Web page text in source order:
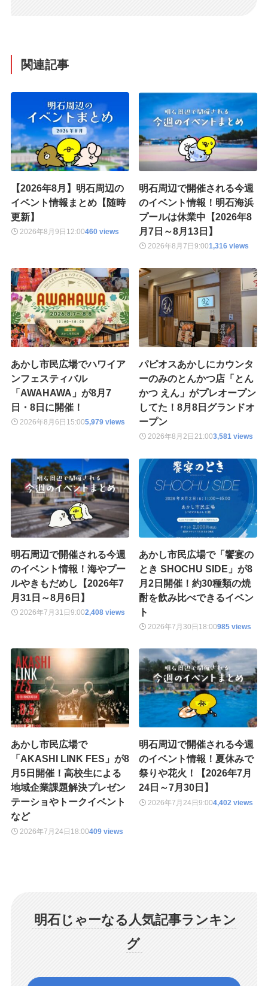
関連記事
【2026年8月】明石周辺の
イベント情報まとめ【随時
更新】
2026年8月9日 12:00460 views
明石周辺で開催される今週
のイベント情報！明石海浜
プールは休業中【2026年8
月7日～8月13日】
2026年8月7日9:001,316 views
あかし市民広場でハワイア
ンフェスティバル
「AWAHAWA」が8月7
日・8日に開催！
2026年8月6日 15:005,979 views
パピオスあかしにカウンタ
ーのみのとんかつ店「とん
かつ えん」がプレオープン
してた！8月8日グランドオ
ープン
2026年8月2日21:003,581 views
明石周辺で開催される今週
のイベント情報！海やプー
ルやきもだめし【2026年7
月31日～8月6日】
2026年7月31日 9:002,408 views
あかし市民広場で「饗宴の
とき SHOCHU SIDE」が8
月2日開催！約30種類の焼
酎を飲み比べできるイベン
ト
2026年7月30日 18:00985 views
あかし市民広場で
「AKASHI LINK FES」が8
月5日開催！高校生による
地域企業課題解決プレゼン
テーショやトークイベント
など
2026年7月24日 18:00409 views
明石周辺で開催される今週
のイベント情報！夏休みで
祭りや花火！【2026年7月
24日～7月30日】
2026年7月24日9:004,402 views
明石じゃーなる人気記事ランキン
グ